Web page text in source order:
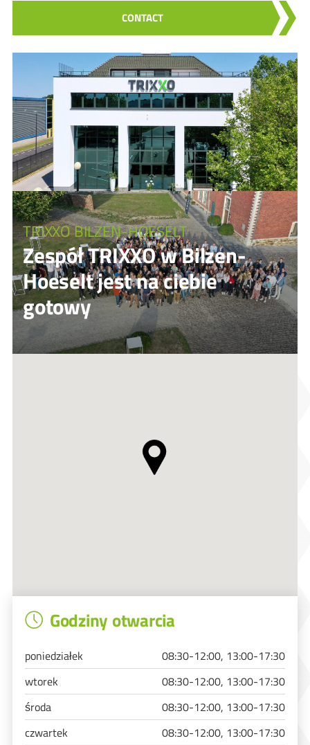
CONTACT
TRIXXO BILZEN-HOESELT
Zespół TRIXXO w Bilzen-
Hoeselt jest na ciebie
gotowy
Godziny otwarcia
poniedziałek
08:30-12:00, 13:00-17:30
wtorek
08:30-12:00, 13:00-17:30
środa
08:30-12:00, 13:00-17:30
czwartek
08:30-12:00, 13:00-17:30